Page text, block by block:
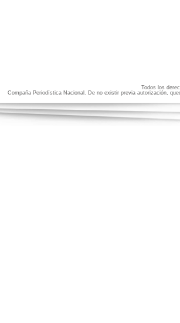
Todos los
Compaña Periodística Nacional. De no existir previa autorización,